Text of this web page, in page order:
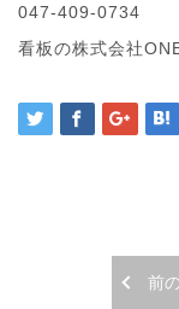
047-409-0734
看板の株式会社
前